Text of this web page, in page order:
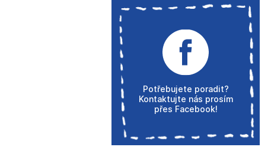
Potřebujete poradit?
Kontaktujte nás prosím
přes Facebook!